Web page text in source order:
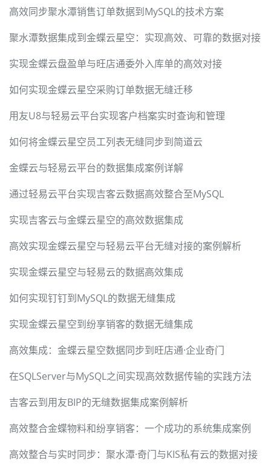
高效同步聚水潭销售订单数据到MySQL的技术方案
聚水潭数据集成到金蝶云星空：实现高效、可靠的数据对接
实现金蝶云盘盈单与旺店通委外入库单的高效对接
如何实现金蝶云星空采购订单数据无缝迁移
用友U8与轻易云平台实现客户档案实时查询和管理
如何将金蝶云星空员工列表无缝同步到简道云
金蝶云与轻易云平台的数据集成案例详解
通过轻易云平台实现吉客云数据高效整合至MySQL
实现吉客云与金蝶云星空的高效数据集成
高效实现金蝶云星空与轻易云平台无缝对接的案例解析
实现金蝶云星空与轻易云的数据高效集成
如何实现钉钉到MySQL的数据无缝集成
实现金蝶云星空到纷享销客的数据无缝集成
高效集成：金蝶云星空数据同步到旺店通·企业奇门
在SQLServer与MySQL之间实现高效数据传输的实践方法
吉客云到用友BIP的无缝数据集成案例解析
高效整合金蝶物料和纷享销客：一个成功的系统集成案例
高效整合与实时同步：聚水潭·奇门与KIS私有云的数据对接